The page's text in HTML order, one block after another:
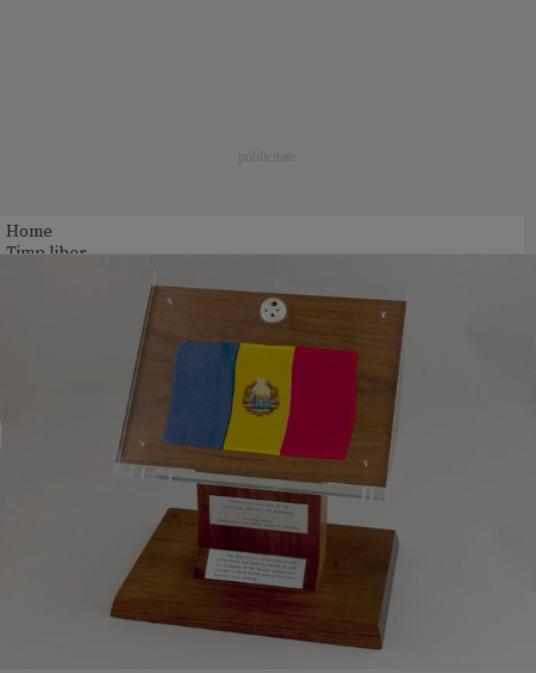
Home
Timp liber